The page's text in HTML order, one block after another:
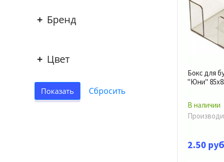
Бренд
Цвет
Бокс для
"Юни"
В наличии
2.50